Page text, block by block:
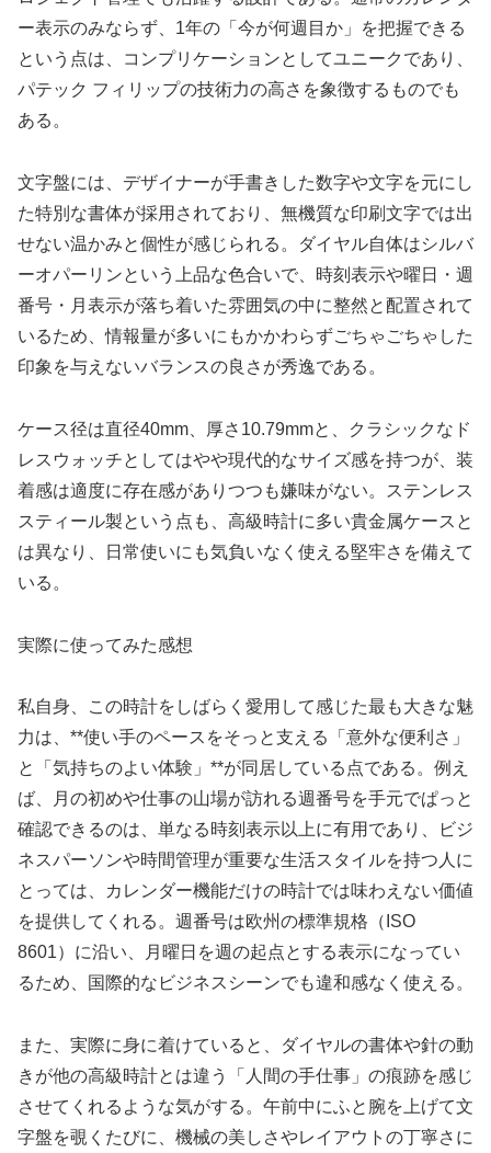
ー表示のみならず、1年の「今が何週目か」を把握できる
という点は、コンプリケーションとしてユニークであり、
パテック フィリップの技術力の高さを象徴するものでも
ある。
文字盤には、デザイナーが手書きした数字や文字を元にし
た特別な書体が採用されており、無機質な印刷文字では出
せない温かみと個性が感じられる。ダイヤル自体はシルバ
ーオパーリンという上品な色合いで、時刻表示や曜日・週
番号・月表示が落ち着いた雰囲気の中に整然と配置されて
いるため、情報量が多いにもかかわらずごちゃごちゃした
印象を与えないバランスの良さが秀逸である。
ケース径は直径40mm、厚さ10.79mmと、クラシックなド
レスウォッチとしてはやや現代的なサイズ感を持つが、装
着感は適度に存在感がありつつも嫌味がない。ステンレス
スティール製という点も、高級時計に多い貴金属ケースと
は異なり、日常使いにも気負いなく使える堅牢さを備えて
いる。
実際に使ってみた感想
私自身、この時計をしばらく愛用して感じた最も大きな魅
力は、**使い手のペースをそっと支える「意外な便利さ」
と「気持ちのよい体験」**が同居している点である。例え
ば、月の初めや仕事の山場が訪れる週番号を手元でぱっと
確認できるのは、単なる時刻表示以上に有用であり、ビジ
ネスパーソンや時間管理が重要な生活スタイルを持つ人に
とっては、カレンダー機能だけの時計では味わえない価値
を提供してくれる。週番号は欧州の標準規格（ISO
8601）に沿い、月曜日を週の起点とする表示になってい
るため、国際的なビジネスシーンでも違和感なく使える。
また、実際に身に着けていると、ダイヤルの書体や針の動
きが他の高級時計とは違う「人間の手仕事」の痕跡を感じ
させてくれるような気がする。午前中にふと腕を上げて文
字盤を覗くたびに、機械の美しさやレイアウトの丁寧さに